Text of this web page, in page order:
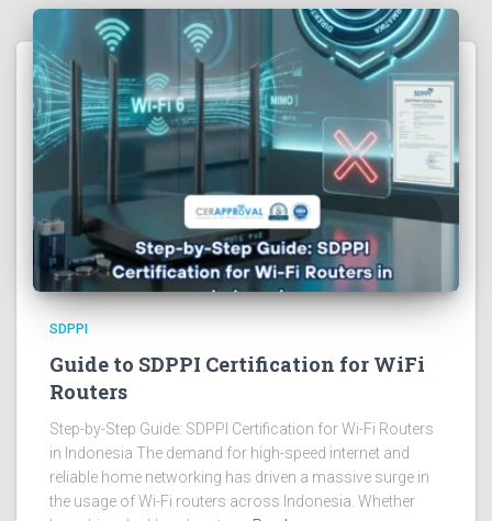
SDPPI
Guide to SDPPI Certification for WiFi
Routers
Step-by-Step Guide: SDPPI Certification for Wi-Fi Routers
in Indonesia The demand for high-speed internet and
reliable home networking has driven a massive surge in
the usage of Wi-Fi routers across Indonesia. Whether